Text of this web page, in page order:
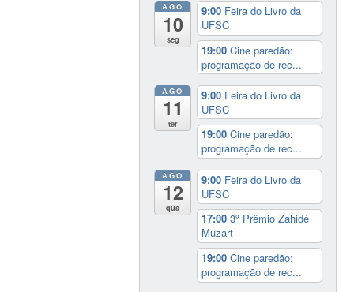
AGO
10
seg
9:00 Feira do Livro da
UFSC
19:00Cine paredão:
programação de rec...
AGO
11
ter
9:00 Feira do Livro da
UFSC
19:00Cine paredão:
programação de rec...
AGO
12
qua
9:00 Feira do Livro da
UFSC
17:003º Prêmio Zahidé
Muzart
19:00Cine paredão:
programação de rec...